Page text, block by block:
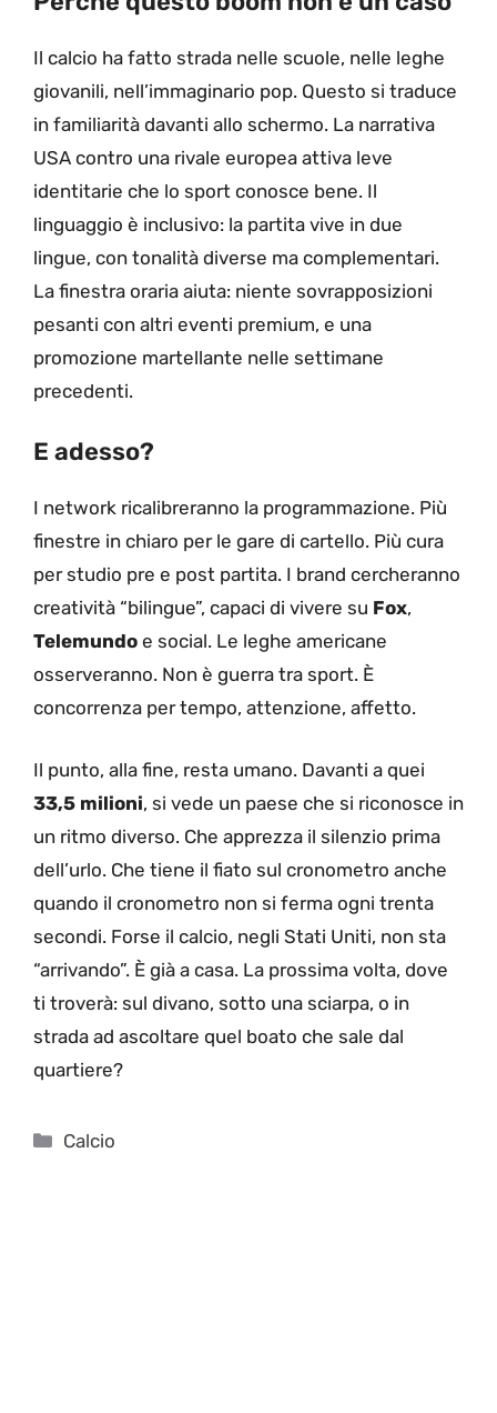
Il calcio ha fatto strada nelle scuole, nelle leghe
giovanili, nell’immaginario pop. Questo si traduce
in familiarità davanti allo schermo. La narrativa
USA contro una rivale europea attiva leve
identitarie che lo sport conosce bene. Il
linguaggio è inclusivo: la partita vive in due
lingue, con tonalità diverse ma complementari.
La finestra oraria aiuta: niente sovrapposizioni
pesanti con altri eventi premium, e una
promozione martellante nelle settimane
precedenti.
E adesso?
I network ricalibreranno la programmazione. Più
finestre in chiaro per le gare di cartello. Più cura
per studio pre e post partita. I brand cercheranno
creatività “bilingue”, capaci di vivere su Fox,
Telemundo e social. Le leghe americane
osserveranno. Non è guerra tra sport. È
concorrenza per tempo, attenzione, affetto.
Il punto, alla fine, resta umano. Davanti a quei
33,5 milioni, si vede un paese che si riconosce in
un ritmo diverso. Che apprezza il silenzio prima
dell’urlo. Che tiene il fiato sul cronometro anche
quando il cronometro non si ferma ogni trenta
secondi. Forse il calcio, negli Stati Uniti, non sta
“arrivando”. È già a casa. La prossima volta, dove
ti troverà: sul divano, sotto una sciarpa, o in
strada ad ascoltare quel boato che sale dal
quartiere?
Categorie
Calcio